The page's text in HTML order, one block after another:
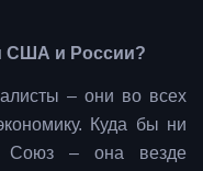
США и России?
– они во всех
Куда бы ни
Союз – она везде